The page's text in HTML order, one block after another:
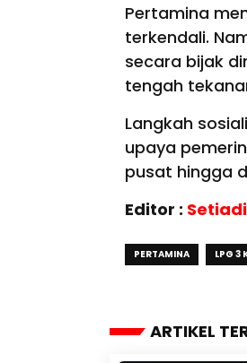
Pertamina
terkendali.
secara bijak
tengah
Langkah
upaya
pusat hingga
Editor : Setiadi
PERTAMINA LPG 3
ARTIKEL